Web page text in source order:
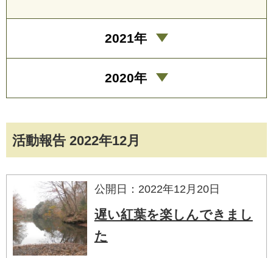
活動報告 2022年12月
公開日：2022年12月20日
遅い紅葉を楽しんできまし
た
2021年
2020年